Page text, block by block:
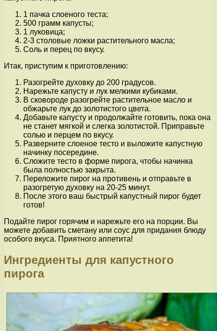
1 пачка слоеного теста;
500 грамм капусты;
1 луковица;
2-3 столовые ложки растительного масла;
Соль и перец по вкусу.
Итак, приступим к приготовлению:
Разогрейте духовку до 200 градусов.
Нарежьте капусту и лук мелкими кубиками.
В сковороде разогрейте растительное масло и
обжарьте лук до золотистого цвета.
Добавьте капусту и продолжайте готовить, пока она
не станет мягкой и слегка золотистой. Приправьте
солью и перцем по вкусу.
Разверните слоеное тесто и выложите капустную
начинку посередине.
Сложите тесто в форме пирога, чтобы начинка
была полностью закрыта.
Переложите пирог на противень и отправьте в
разогретую духовку на 20-25 минут.
После этого ваш быстрый капустный пирог будет
готов!
Подайте пирог горячим и нарежьте его на порции. Вы
можете добавить сметану или соус для придания блюду
особого вкуса. Приятного аппетита!
Ингредиенты для капустного
пирога